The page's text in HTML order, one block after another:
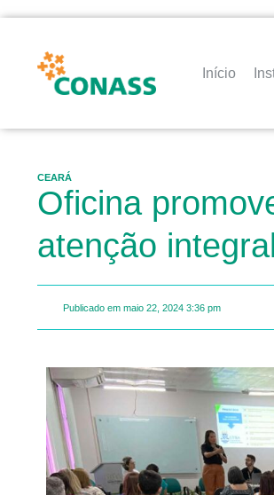
Início
CEARÁ
Oficina
atenção
Publicado em maio 22, 2024 3:36 pm